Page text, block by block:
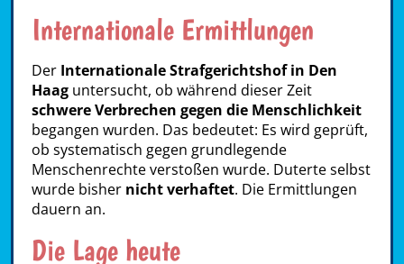
Internationale Ermittlungen
Der Internationale Strafgerichtshof in Den
Haag untersucht, ob während dieser Zeit
schwere Verbrechen gegen die Menschlichkeit
begangen wurden. Das bedeutet: Es wird geprüft,
ob systematisch gegen grundlegende
Menschenrechte verstoßen wurde. Duterte selbst
wurde bisher nicht verhaftet. Die Ermittlungen
dauern an.
Die Lage heute